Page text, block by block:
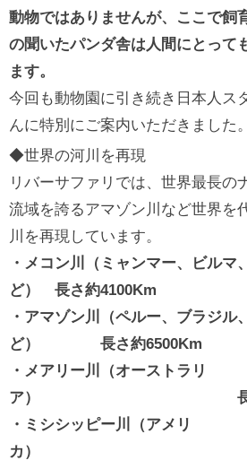
動物ではありませんが、ここで飼
の聞いたパンダ舎は人間にとって
ます。
今回も動物園に引き続き日本人ス
んに特別にご案内いただきました。
◆世界の河川を再現
リバーサファリでは、世界最長の
流域を誇るアマゾン川など世界を
川を再現しています。
・メコン川（ミャンマー、ビルマ
ど） 長さ約4100Km
・アマゾン川（ペルー、ブラジル
ど） 長さ約6500Km
・メアリー川（オーストラリ
ア） 長さ約
・ミシシッピー川（アメリ
カ） 長さ約